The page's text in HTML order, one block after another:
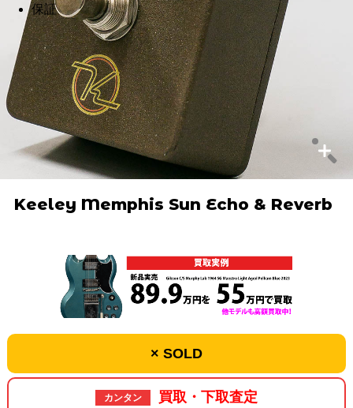
保証
Keeley Memphis Sun Echo & Reverb
× SOLD
カンタン 買取・下取査定